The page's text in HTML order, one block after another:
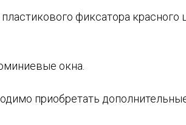
фиксатора
окна.
приобретать